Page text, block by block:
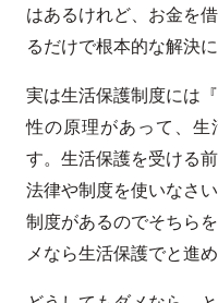
はあるけれど、お金を
るだけで根本的な解決
実は生活保護制度には
性の原理があって、生
す。生活保護を受ける
法律や制度を使いなさ
制度があるのでそちら
メなら生活保護でと進め